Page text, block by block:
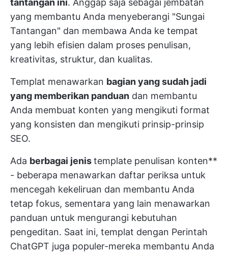
tantangan ini. Anggap saja sebagai jembatan
yang membantu Anda menyeberangi "Sungai
Tantangan" dan membawa Anda ke tempat
yang lebih efisien dalam proses penulisan,
kreativitas, struktur, dan kualitas.
Templat menawarkan bagian yang sudah jadi
yang memberikan panduan dan membantu
Anda membuat konten yang mengikuti format
yang konsisten dan mengikuti prinsip-prinsip
SEO.
Ada berbagai jenistemplate penulisan konten**
- beberapa menawarkan daftar periksa untuk
mencegah kekeliruan dan membantu Anda
tetap fokus, sementara yang lain menawarkan
panduan untuk mengurangi kebutuhan
pengeditan. Saat ini, templat dengan Perintah
ChatGPT juga populer-mereka membantu Anda